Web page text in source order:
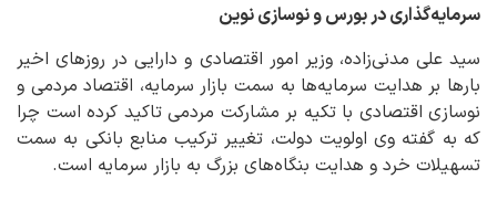
سرمایه‌گذاری در بورس و نوسازی نوین
سید علی مدنی‌زاده، وزیر امور اقتصادی و دارایی در روزهای اخیر
بارها بر هدایت سرمایه‌ها به سمت بازار سرمایه، اقتصاد مردمی و
نوسازی اقتصادی با تکیه بر مشارکت مردمی تاکید کرده است چرا
که به گفته وی اولویت دولت، تغییر ترکیب منابع بانکی به سمت
تسهیلات خرد و هدایت بنگاه‌های بزرگ به بازار سرمایه است.